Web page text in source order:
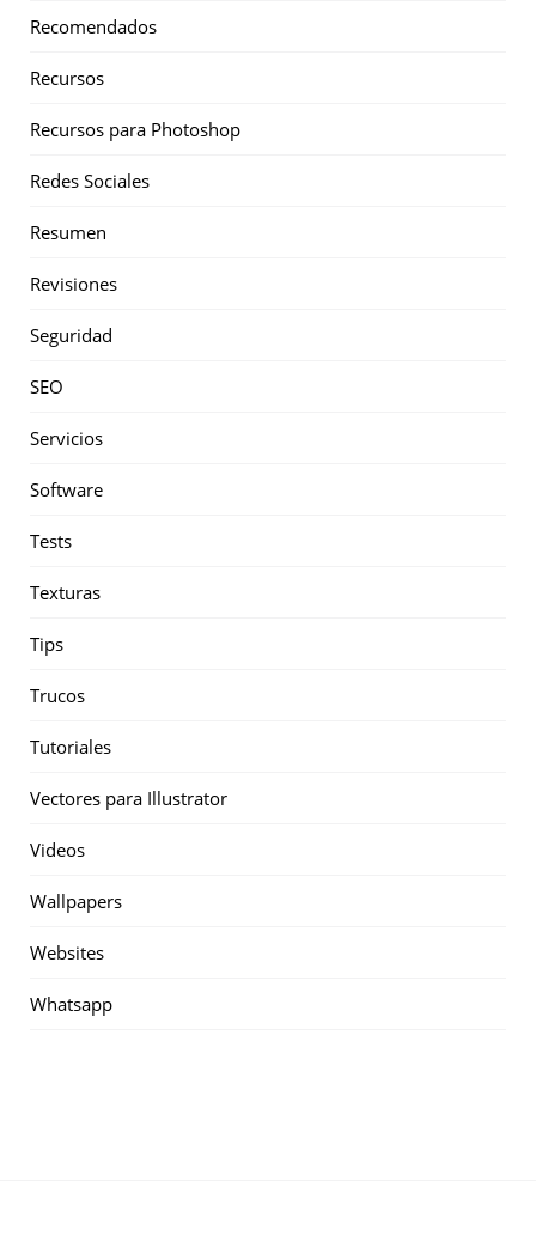
Recomendados
Recursos
Recursos para Photoshop
Redes Sociales
Resumen
Revisiones
Seguridad
SEO
Servicios
Software
Tests
Texturas
Tips
Trucos
Tutoriales
Vectores para Illustrator
Videos
Wallpapers
Websites
Whatsapp